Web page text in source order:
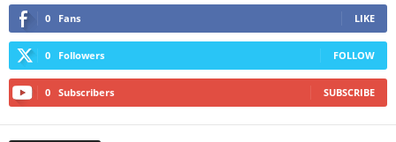
0 Fans LIKE
0 Followers FOLLOW
0 Subscribers SUBSCRIBE